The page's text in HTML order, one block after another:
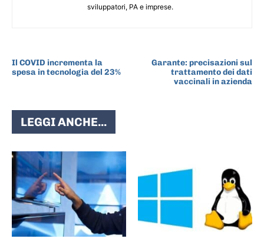
sviluppatori, PA e imprese.
Il COVID incrementa la
spesa in tecnologia del 23%
Garante: precisazioni sul
trattamento dei dati
vaccinali in azienda
LEGGI ANCHE...